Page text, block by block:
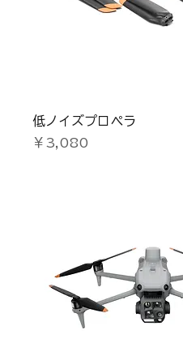
低ノイズプロペラ
価格
￥3,080